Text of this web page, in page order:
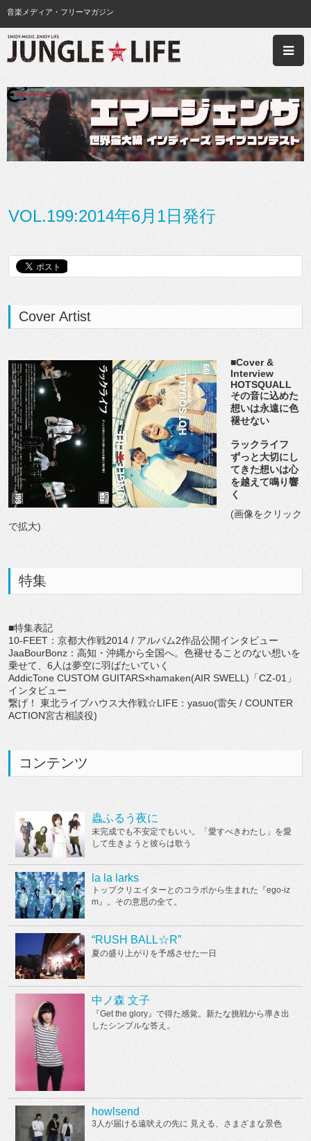
音楽メディア・フリーマガジン
VOL.199:2014年6月1日発行
Cover Artist
■Cover &
Interview
HOTSQUALL
その音に込めた
想いは永遠に色
褪せない
ラックライフ
ずっと大切にし
てきた想いは心
を越えて鳴り響
く
(画像をクリック
で拡大)
特集
■特集表記
10-FEET：京都大作戦2014 / アルバム2作品公開インタビュー
JaaBourBonz：高知・沖縄から全国へ。色褪せることのない想いを
乗せて、6人は夢空に羽ばたいていく
AddicTone CUSTOM GUITARS×hamaken(AIR SWELL)「CZ-01」
インタビュー
繋げ！ 東北ライブハウス大作戦☆LIFE：yasuo(雷矢 / COUNTER
ACTION宮古相談役)
コンテンツ
蟲ふるう夜に
未完成でも不安定でもいい。「愛すべきわたし」を愛
して生きようと彼らは歌う
la la larks
トップクリエイターとのコラボから生まれた『ego-iz
m』。その意思の全て。
“RUSH BALL☆R”
夏の盛り上がりを予感させた一日
中ノ森 文子
『Get the glory』で得た感覚。新たな挑戦から導き出
したシンプルな答え。
howlsend
3人が届ける遠吠えの先に 見える、さまざまな景色